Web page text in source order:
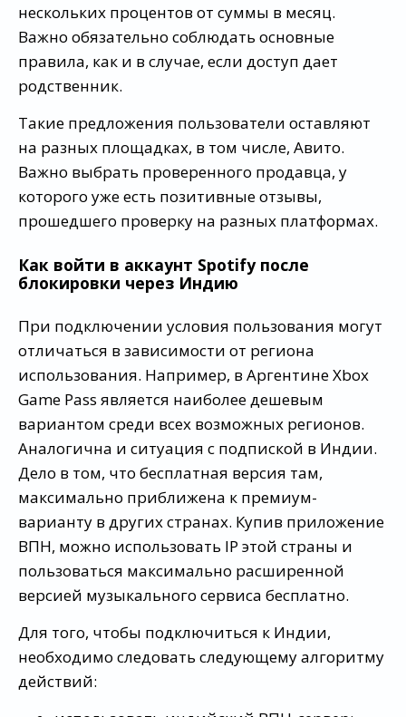
нескольких процентов от суммы в месяц.
Важно обязательно соблюдать основные
правила, как и в случае, если доступ дает
родственник.
Такие предложения пользователи оставляют
на разных площадках, в том числе, Авито.
Важно выбрать проверенного продавца, у
которого уже есть позитивные отзывы,
прошедшего проверку на разных платформах.
Как войти в аккаунт Spotify после
блокировки через Индию
При подключении условия пользования могут
отличаться в зависимости от региона
использования. Например, в Аргентине Xbox
Game Pass является наиболее дешевым
вариантом среди всех возможных регионов.
Аналогична и ситуация с подпиской в Индии.
Дело в том, что бесплатная версия там,
максимально приближена к премиум-
варианту в других странах. Купив приложение
ВПН, можно использовать IP этой страны и
пользоваться максимально расширенной
версией музыкального сервиса бесплатно.
Для того, чтобы подключиться к Индии,
необходимо следовать следующему алгоритму
действий: